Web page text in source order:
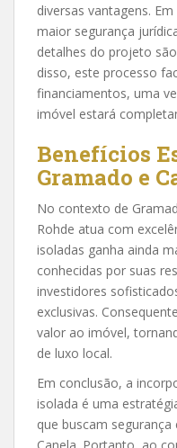
diversas vantagens.
maior segurança
detalhes do projeto
disso, este processo
financiamentos, uma
imóvel estará
Benefícios
Gramado e
No contexto de
Rohde atua com
isoladas ganha ainda
conhecidas por suas
investidores
exclusivas.
valor ao imóvel,
de luxo local.
Em conclusão, a
isolada é uma
que buscam
Canela. Portanto, ao